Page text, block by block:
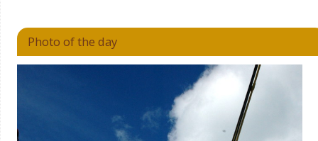
Photo of the day